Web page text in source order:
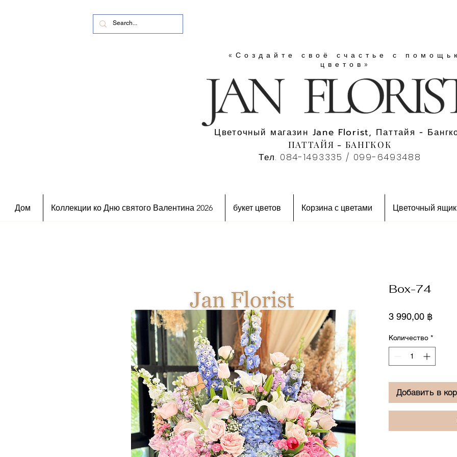
«Создайте своё счастье с
цветов»
Цветочный магазин Jane Florist, Паттайя -
ПАТТАЙЯ - БАНГКОК
Тел. 084-1493335 / 099-6493488
Дом Коллекции ко Дню святого Валентина 2026 букет цветов Корзина с цветами Цветочный ящик
Box-74
3 990,00 ฿Цена
Количество *
Добавить в